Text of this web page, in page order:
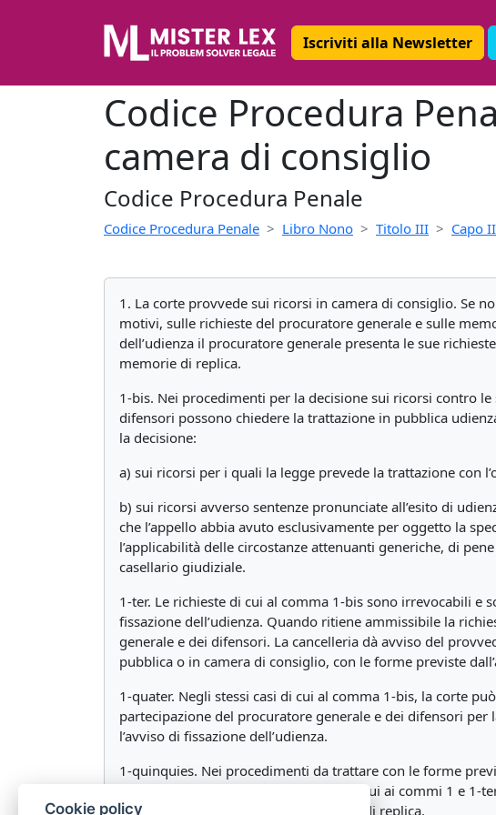
Iscriviti alla Newsletter
Codice Procedura
camera di consiglio
Codice Procedura Penale
Codice Procedura Penale Libro Nono Titolo III Capo II
1. La corte provvede sui ricorsi in camera di consiglio. Se
motivi, sulle richieste del procuratore generale e sulle
dell’udienza il procuratore generale presenta le sue
memorie di replica.
1-bis. Nei procedimenti per la decisione sui ricorsi contro
difensori possono chiedere la trattazione in pubblica
la decisione:
a) sui ricorsi per i quali la legge prevede la trattazione con
b) sui ricorsi avverso sentenze pronunciate all’esito di
che l’appello abbia avuto esclusivamente per oggetto la
l’applicabilità delle circostanze attenuanti generiche, di
casellario giudiziale.
1-ter. Le richieste di cui al comma 1-bis sono irrevocabili e
fissazione dell’udienza. Quando ritiene ammissibile la
generale e dei difensori. La cancelleria dà avviso del
pubblica o in camera di consiglio, con le forme previste
1-quater. Negli stessi casi di cui al comma 1-bis, la corte
partecipazione del procuratore generale e dei difensori
l’avviso di fissazione dell’udienza.
1-quinquies. Nei procedimenti da trattare con le forme
giorni prima dell’udienza e i termini di cui ai commi 1 e
memorie e a tre giorni per le memorie di replica.
Cookie policy